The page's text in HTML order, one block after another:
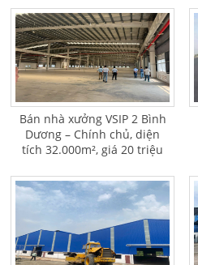
Bán nhà xưởng VSIP 2 Bình
Dương – Chính chủ, diện
tích 32.000m², giá 20 triệu